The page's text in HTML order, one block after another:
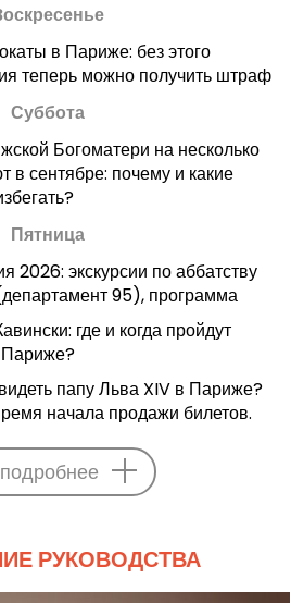
в Париже: без этого
теперь можно получить штраф
Суббота
Богоматери на несколько
в сентябре: почему и какие
Пятница
2026: экскурсии по аббатству
95), программа
где и когда пройдут
папу Льва XIV в Париже?
начала продажи билетов.
РУКОВОДСТВА